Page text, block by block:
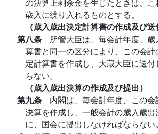
歳入に繰り入れるものとする。
（歳入歳出決定計算書の作成及び送
第八条 所管大臣は、毎会計年度、
算書と同一の区分により、この会
定計算書を作成し、大蔵大臣に送
らない。
（歳入歳出決算の作成及び提出）
第九条 内閣は、毎会計年度、この会
決算を作成し、一般会計の歳入歳出
に、国会に提出しなければならない。